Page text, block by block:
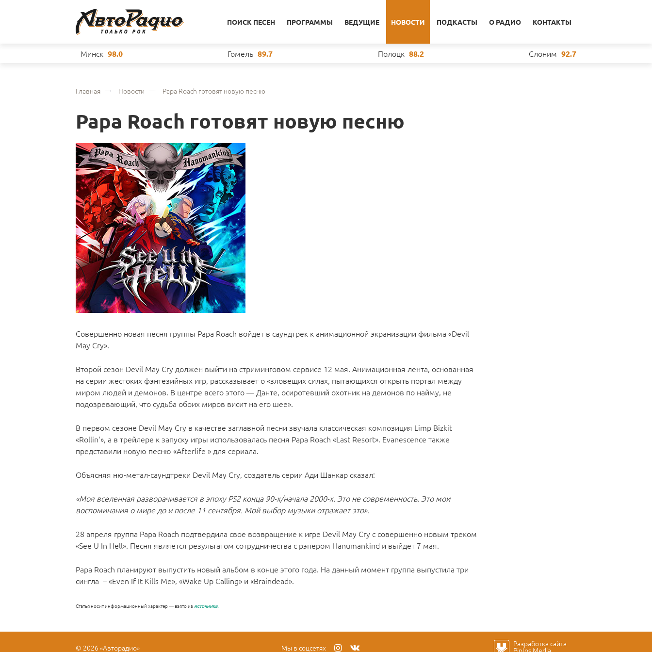
ПОИСК ПЕСЕН ПРОГРАММЫ ВЕДУЩИЕ НОВОСТИ ПОДКАСТЫ О РАДИО КОНТАКТЫ
Минск 98.0 Гомель 89.7 Полоцк 88.2 Слоним 92.7
Главная Новости Papa Roach готовят новую песню
Papa Roach готовят новую песню
Совершенно новая песня группы Papa Roach войдет в саундтрек к анимационной экранизации фильма «Devil
May Cry».
Второй сезон Devil May Cry должен выйти на стриминговом сервисе 12 мая. Анимационная лента, основанная
на серии жестоких фэнтезийных игр, рассказывает о «зловещих силах, пытающихся открыть портал между
миром людей и демонов. В центре всего этого — Данте, осиротевший охотник на демонов по найму, не
подозревающий, что судьба обоих миров висит на его шее».
В первом сезоне Devil May Cry в качестве заглавной песни звучала классическая композиция Limp Bizkit
«Rollin'», а в трейлере к запуску игры использовалась песня Papa Roach «Last Resort». Evanescence также
представили новую песню «Afterlife » для сериала.
Объясняя ню-метал-саундтреки Devil May Cry, создатель серии Ади Шанкар сказал:
«Моя вселенная разворачивается в эпоху PS2 конца 90-х/начала 2000-х. Это не современность. Это мои
воспоминания о мире до и после 11 сентября. Мой выбор музыки отражает это».
28 апреля группа Papa Roach подтвердила свое возвращение к игре Devil May Cry с совершенно новым треком
«See U In Hell». Песня является результатом сотрудничества с рэпером Hanumankind и выйдет 7 мая.
Papa Roach планируют выпустить новый альбом в конце этого года. На данный момент группа выпустила три
сингла – «Even If It Kills Me», «Wake Up Calling» и «Braindead».
Статья носит информационный характер — взято из источника.
© 2026 «Авторадио» Мы в соцсетях Разработка сайта
Piplos Media